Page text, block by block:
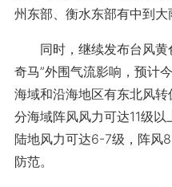
州东部、衡水东部有中到大
同时，继续发布台风黄
奇马”外围气流影响，预计
海域和沿海地区有东北风
分海域阵风风力可达11级
陆地风力可达6-7级，阵风
防范。